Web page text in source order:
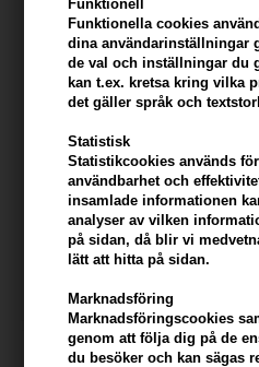
Funktionell
Funktionella cookies
dina användarinställningar
de val och inställningar du
kan t.ex. kretsa kring vilka
det gäller språk och
Statistisk
Statistikcookies används
användbarhet och
insamlade informationen
analyser av vilken
på sidan, då blir vi
lätt att hitta på sidan.
Marknadsföring
Marknadsföringscookies
genom att följa dig på de
du besöker och kan sägas
Id Hair Black Beard &
Moustache Oil 50ml
194,00 SEK
247Price